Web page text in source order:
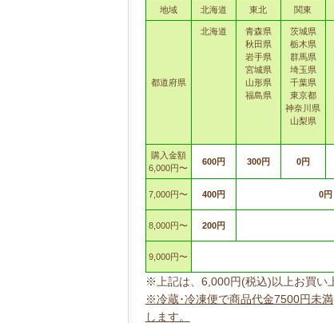
地域 北海道 東北 関東
都道府県
北海道
青森県
秋田県
岩手県
宮城県
山形県
福島県
茨城県
栃木県
群馬県
埼玉県
千葉県
東京都
神奈川県
山梨県
購入金額
6,000円〜
600円 300円 0円
7,000円〜 400円 0円
8,000円〜 200円
9,000円〜
※上記は、6,000円(税込)以上お買い
※冷蔵･冷凍便で商品代金7500円未
します。